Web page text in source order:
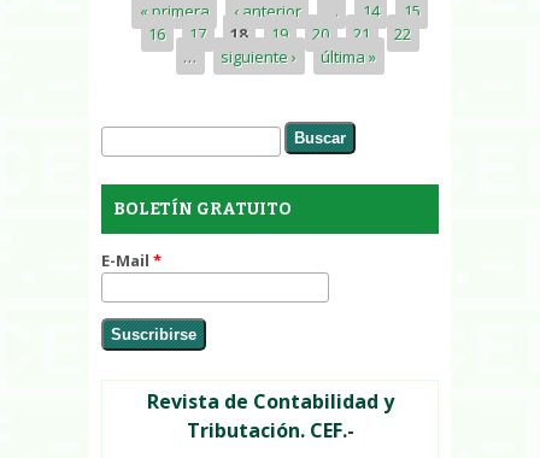
Páginas
« primera ‹ anterior … 14
15
16
17 18 19 20 21
22
…
siguiente › última »
Formulario de búsqueda
Buscar
BOLETÍN GRATUITO
E-Mail *
Revista de Contabilidad y
Tributación. CEF.-